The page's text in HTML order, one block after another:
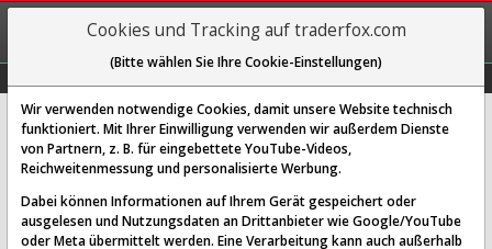
REGIS-
TRIEREN
Waste Management Aktie:
Realtime-Kurs & Analyse (893579 |
UWS)
Cookies und Tracking auf traderfox.com
(Bitte wählen Sie Ihre Cookie-Einstellungen)
Wir verwenden notwendige Cookies, damit unsere Website technisch
funktioniert. Mit Ihrer Einwilligung verwenden wir außerdem Dienste
von Partnern, z. B. für eingebettete YouTube-Videos,
Reichweitenmessung und personalisierte Werbung.
Dabei können Informationen auf Ihrem Gerät gespeichert oder
ausgelesen und Nutzungsdaten an Drittanbieter wie Google/YouTube
oder Meta übermittelt werden. Eine Verarbeitung kann auch außerhalb